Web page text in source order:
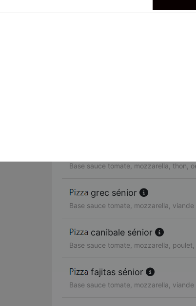
Base sauce tomate, mozzarella, thon,
grec sénior
Base sauce tomate, mozzarella,
canibale sénior
Base sauce tomate, mozzarella,
fajitas sénior
Base sauce tomate, mozzarella,